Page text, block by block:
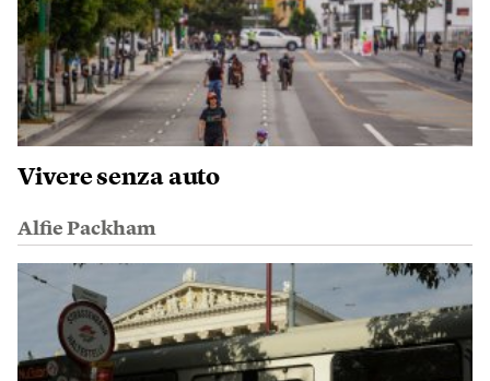
Vivere senza auto
Alfie Packham